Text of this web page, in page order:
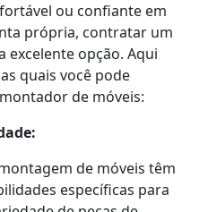
ou confiante em
própria, contratar um
excelente opção. Aqui
quais você pode
de móveis:
de móveis têm
específicas para